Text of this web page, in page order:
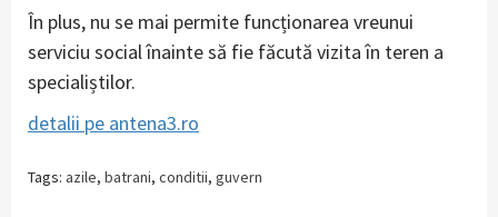
În plus, nu se mai permite funcționarea vreunui
serviciu social înainte să fie făcută vizita în teren a
specialiștilor.
detalii pe antena3.ro
Tags: azile, batrani, conditii, guvern